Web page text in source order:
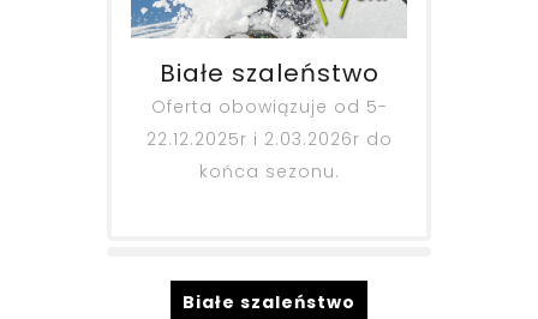
Białe szaleństwo
Oferta obowiązuje od 5-
22.12.2025r i 2.03.2026r do
końca sezonu.
Białe szaleństwo